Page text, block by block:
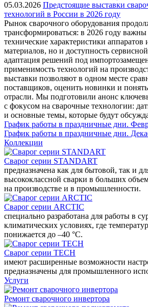
05.03.2026 Предстоящие выставки
технологий в России в 2026 году
Рынок сварочного оборудования
трансформироваться: в 2026 году важны
технические характеристики аппаратов
материалов, но и доступность
адаптация решений под
применимость технологий на
выставки позволяют в одном месте
поставщиков, оценить новинки и
отрасли. Мы подготовили анонс
с фокусом на сварочные технологии:
и основные темы, которые будут
График работы в праздничные дни.
График работы в праздничные дни.
Коллекции
Сварог серии STANDART
предназначена как для бытовой, так и
высококлассной сварки в больших
на производстве и в промышленности.
Сварог серии ARCTIC
специально разработана для работы в
климатических условиях, где
понижается до –40 °С.
Сварог серии TECH
имеют расширенные возможности
предназначены для промышленного
Услуги
Ремонт сварочного инвертора